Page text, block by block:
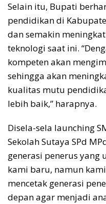
Selain itu, Bupati
pendidikan di
dan semakin
teknologi saat ini.
kompeten akan
sehingga akan
kualitas mutu
lebih baik,” harapnya.
Disela-sela launching
Sekolah Sutaya SPd
generasi penerus yang
kami baru, namun
mencetak generasi
depan agar menjadi